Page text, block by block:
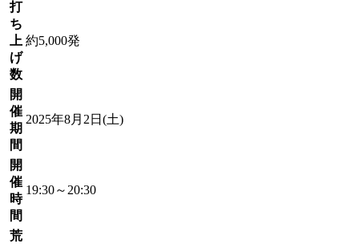
打
ち
上
げ
数
約5,000発
開
催
期
間
2025年8月2日(土)
開
催
時
間
19:30～20:30
荒